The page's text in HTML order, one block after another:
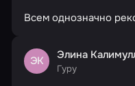
Всем однозначно
ЭК Элина
Гуру